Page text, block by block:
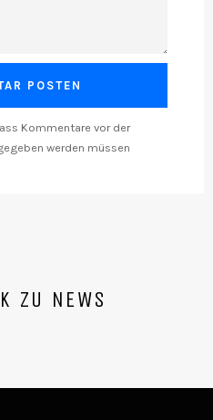
Kommentare vor der
werden müssen
ZU NEWS